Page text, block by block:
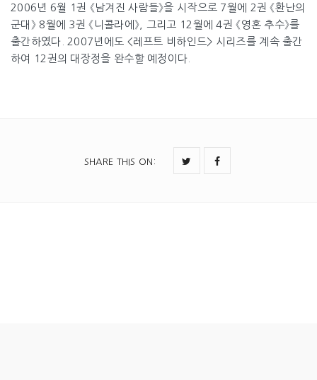
2006년 6월 1권 《남겨진 사람들》을 시작으로 7월에 2권 《환난의
군대》 8월에 3권 《니콜라에》, 그리고 12월에 4권 《영혼 추수》를
출간하였다. 2007년에도 <레프트 비하인드> 시리즈를 계속 출간
하여 12권의 대장정을 완수할 예정이다.
SHARE THIS ON :